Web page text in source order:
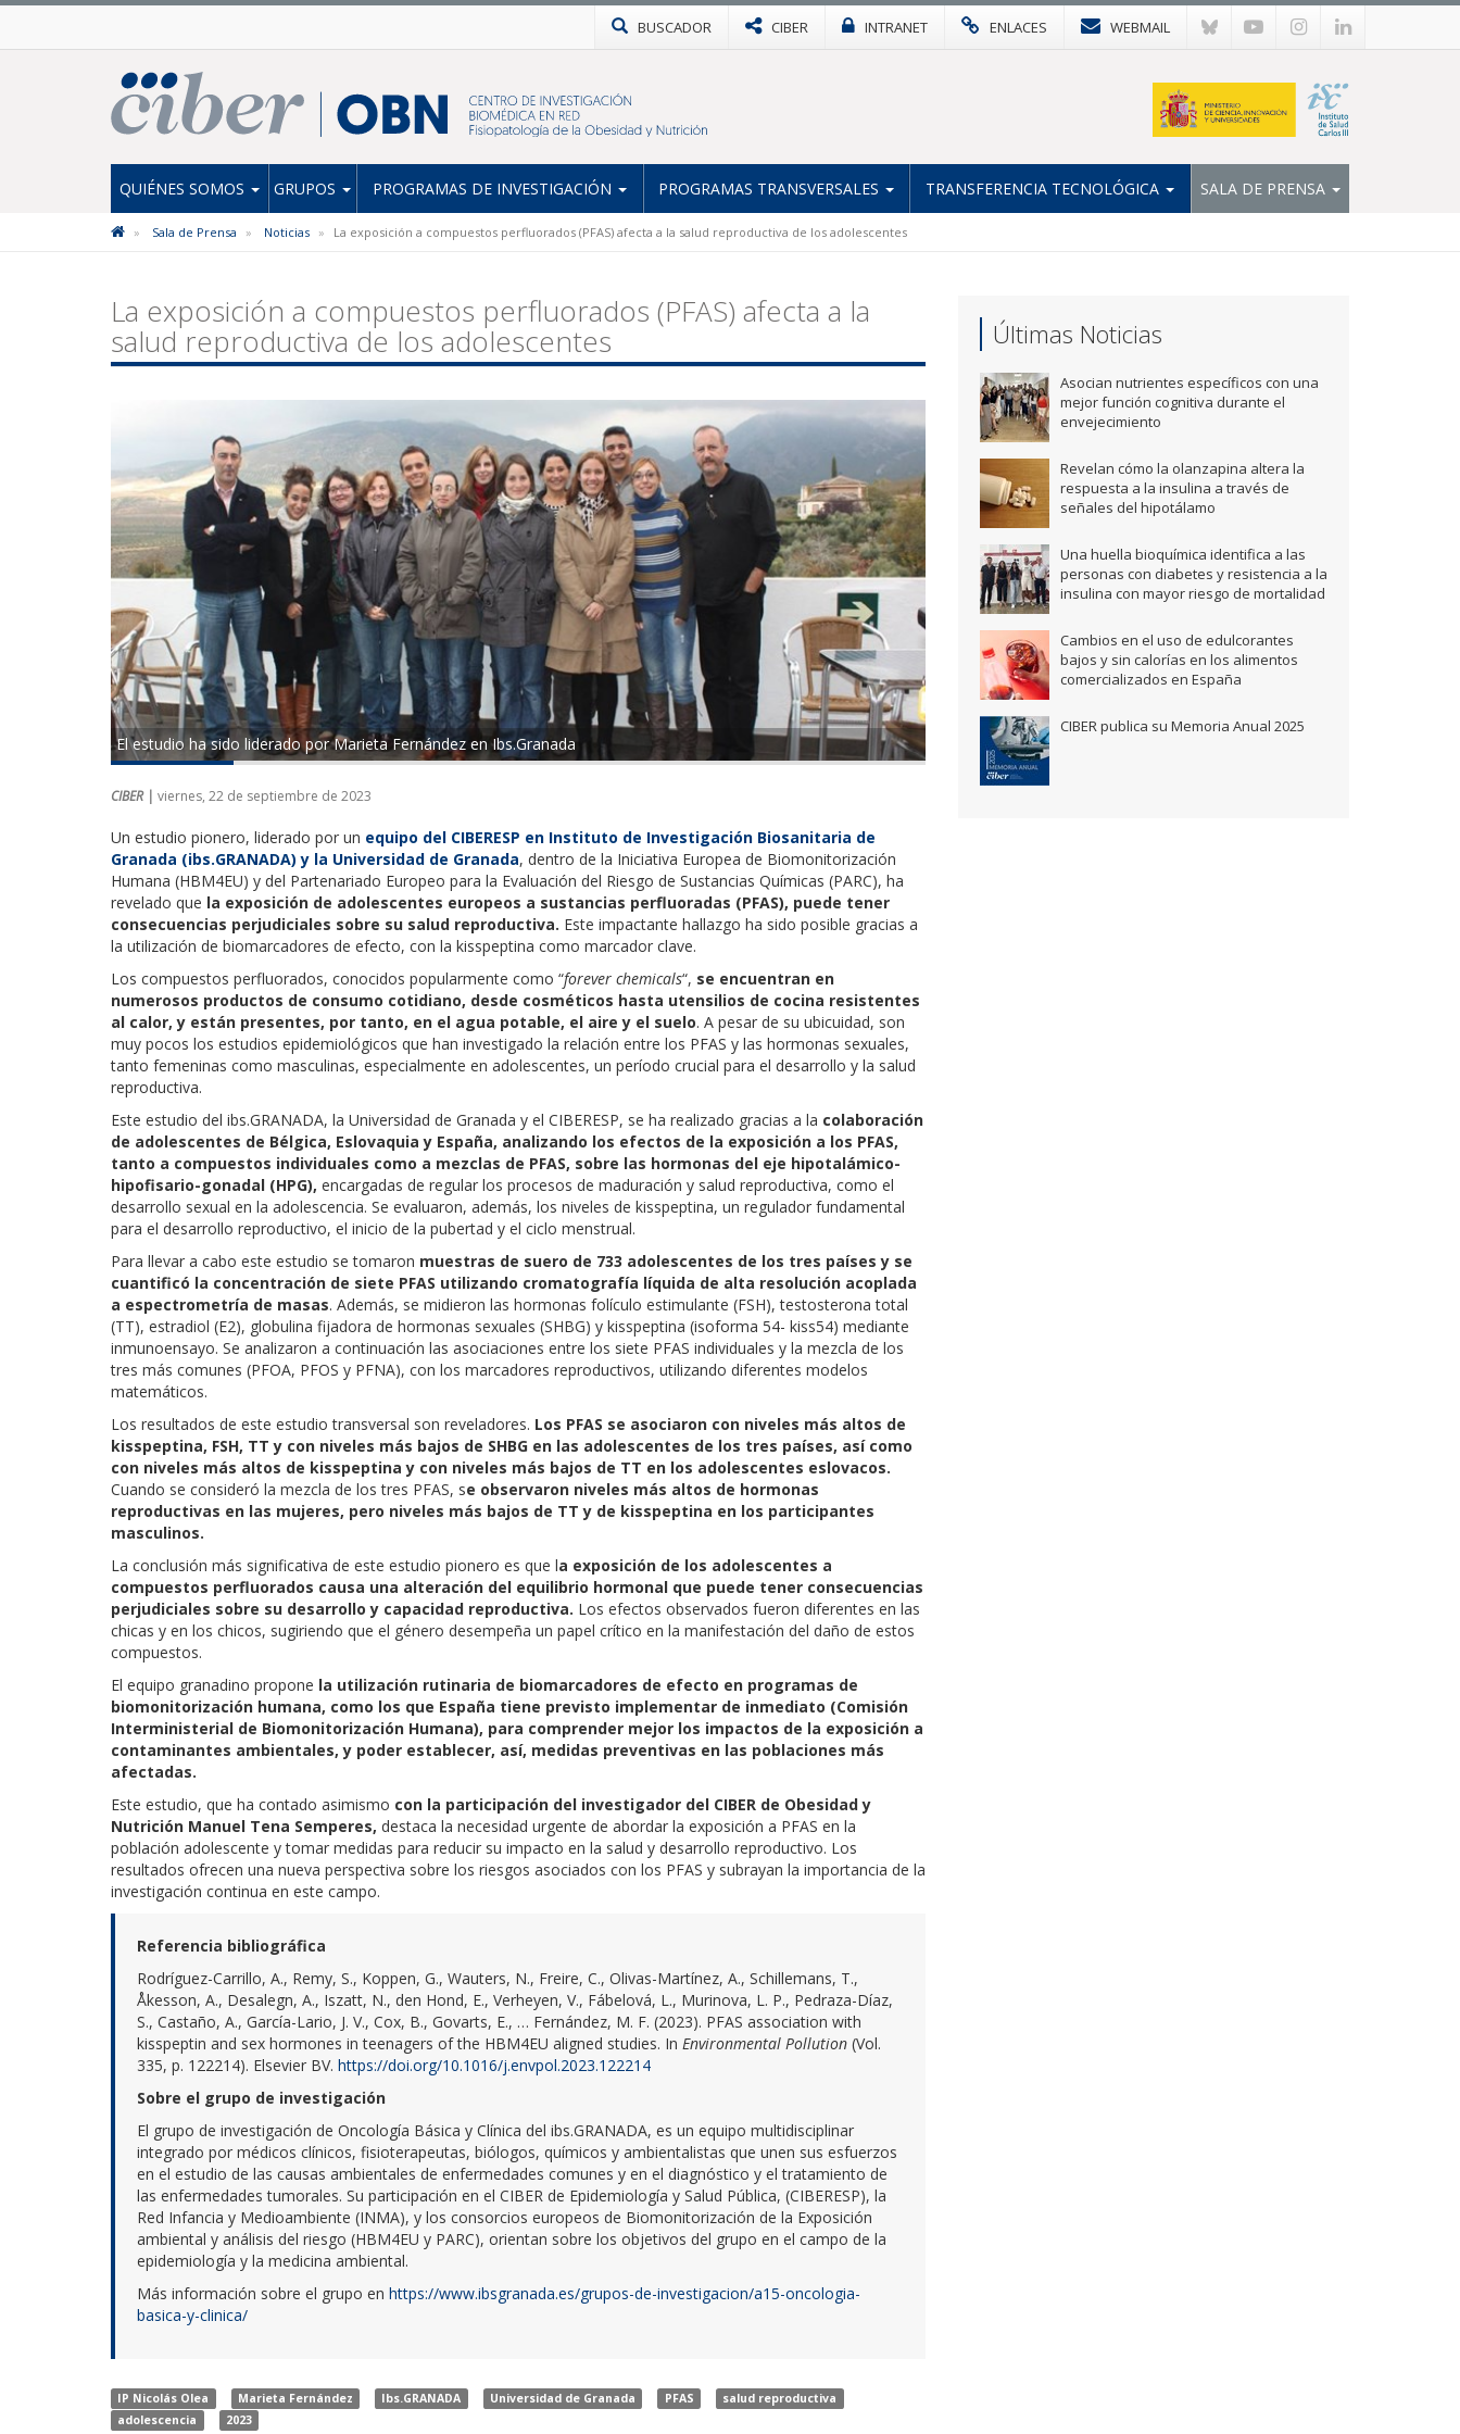
BUSCADOR CIBER INTRANET ENLACES WEBMAIL
QUIÉNES SOMOS GRUPOS PROGRAMAS DE INVESTIGACIÓN PROGRAMAS TRANSVERSALES TRANSFERENCIA TECNOLÓGICA SALA DE PRENSA
Sala de Prensa Noticias La exposición a compuestos perfluorados (PFAS) afecta a la salud reproductiva de los adolescentes
La exposición a compuestos perfluorados (PFAS) afecta a la
salud reproductiva de los adolescentes
El estudio ha sido liderado por Marieta Fernández en Ibs.Granada
CIBER | viernes, 22 de septiembre de 2023
Un estudio pionero, liderado por un equipo del CIBERESP en Instituto de Investigación Biosanitaria de
Granada (ibs.GRANADA) y la Universidad de Granada, dentro de la Iniciativa Europea de Biomonitorización
Humana (HBM4EU) y del Partenariado Europeo para la Evaluación del Riesgo de Sustancias Químicas (PARC), ha
revelado que la exposición de adolescentes europeos a sustancias perfluoradas (PFAS), puede tener
consecuencias perjudiciales sobre su salud reproductiva. Este impactante hallazgo ha sido posible gracias a
la utilización de biomarcadores de efecto, con la kisspeptina como marcador clave.
Los compuestos perfluorados, conocidos popularmente como “forever chemicals“, se encuentran en
numerosos productos de consumo cotidiano, desde cosméticos hasta utensilios de cocina resistentes
al calor, y están presentes, por tanto, en el agua potable, el aire y el suelo. A pesar de su ubicuidad, son
muy pocos los estudios epidemiológicos que han investigado la relación entre los PFAS y las hormonas sexuales,
tanto femeninas como masculinas, especialmente en adolescentes, un período crucial para el desarrollo y la salud
reproductiva.
Este estudio del ibs.GRANADA, la Universidad de Granada y el CIBERESP, se ha realizado gracias a la colaboración
de adolescentes de Bélgica, Eslovaquia y España, analizando los efectos de la exposición a los PFAS,
tanto a compuestos individuales como a mezclas de PFAS, sobre las hormonas del eje hipotalámico-
hipofisario-gonadal (HPG), encargadas de regular los procesos de maduración y salud reproductiva, como el
desarrollo sexual en la adolescencia. Se evaluaron, además, los niveles de kisspeptina, un regulador fundamental
para el desarrollo reproductivo, el inicio de la pubertad y el ciclo menstrual.
Para llevar a cabo este estudio se tomaron muestras de suero de 733 adolescentes de los tres países y se
cuantificó la concentración de siete PFAS utilizando cromatografía líquida de alta resolución acoplada
a espectrometría de masas. Además, se midieron las hormonas folículo estimulante (FSH), testosterona total
(TT), estradiol (E2), globulina fijadora de hormonas sexuales (SHBG) y kisspeptina (isoforma 54- kiss54) mediante
inmunoensayo. Se analizaron a continuación las asociaciones entre los siete PFAS individuales y la mezcla de los
tres más comunes (PFOA, PFOS y PFNA), con los marcadores reproductivos, utilizando diferentes modelos
matemáticos.
Los resultados de este estudio transversal son reveladores. Los PFAS se asociaron con niveles más altos de
kisspeptina, FSH, TT y con niveles más bajos de SHBG en las adolescentes de los tres países, así como
con niveles más altos de kisspeptina y con niveles más bajos de TT en los adolescentes eslovacos.
Cuando se consideró la mezcla de los tres PFAS, se observaron niveles más altos de hormonas
reproductivas en las mujeres, pero niveles más bajos de TT y de kisspeptina en los participantes
masculinos.
La conclusión más significativa de este estudio pionero es que la exposición de los adolescentes a
compuestos perfluorados causa una alteración del equilibrio hormonal que puede tener consecuencias
perjudiciales sobre su desarrollo y capacidad reproductiva. Los efectos observados fueron diferentes en las
chicas y en los chicos, sugiriendo que el género desempeña un papel crítico en la manifestación del daño de estos
compuestos.
El equipo granadino propone la utilización rutinaria de biomarcadores de efecto en programas de
biomonitorización humana, como los que España tiene previsto implementar de inmediato (Comisión
Interministerial de Biomonitorización Humana), para comprender mejor los impactos de la exposición a
contaminantes ambientales, y poder establecer, así, medidas preventivas en las poblaciones más
afectadas.
Este estudio, que ha contado asimismo con la participación del investigador del CIBER de Obesidad y
Nutrición Manuel Tena Semperes, destaca la necesidad urgente de abordar la exposición a PFAS en la
población adolescente y tomar medidas para reducir su impacto en la salud y desarrollo reproductivo. Los
resultados ofrecen una nueva perspectiva sobre los riesgos asociados con los PFAS y subrayan la importancia de la
investigación continua en este campo.
Referencia bibliográfica
Rodríguez-Carrillo, A., Remy, S., Koppen, G., Wauters, N., Freire, C., Olivas-Martínez, A., Schillemans, T.,
Åkesson, A., Desalegn, A., Iszatt, N., den Hond, E., Verheyen, V., Fábelová, L., Murinova, L. P., Pedraza-Díaz,
S., Castaño, A., García-Lario, J. V., Cox, B., Govarts, E., … Fernández, M. F. (2023). PFAS association with
kisspeptin and sex hormones in teenagers of the HBM4EU aligned studies. In Environmental Pollution (Vol.
335, p. 122214). Elsevier BV. https://doi.org/10.1016/j.envpol.2023.122214
Sobre el grupo de investigación
El grupo de investigación de Oncología Básica y Clínica del ibs.GRANADA, es un equipo multidisciplinar
integrado por médicos clínicos, fisioterapeutas, biólogos, químicos y ambientalistas que unen sus esfuerzos
en el estudio de las causas ambientales de enfermedades comunes y en el diagnóstico y el tratamiento de
las enfermedades tumorales. Su participación en el CIBER de Epidemiología y Salud Pública, (CIBERESP), la
Red Infancia y Medioambiente (INMA), y los consorcios europeos de Biomonitorización de la Exposición
ambiental y análisis del riesgo (HBM4EU y PARC), orientan sobre los objetivos del grupo en el campo de la
epidemiología y la medicina ambiental.
Más información sobre el grupo en https://www.ibsgranada.es/grupos-de-investigacion/a15-oncologia-
basica-y-clinica/
IP Nicolás Olea Marieta Fernández Ibs.GRANADA Universidad de Granada PFAS
salud reproductiva
adolescencia
2023
Últimas Noticias
Asocian nutrientes específicos con una
mejor función cognitiva durante el
envejecimiento
Revelan cómo la olanzapina altera la
respuesta a la insulina a través de
señales del hipotálamo
Una huella bioquímica identifica a las
personas con diabetes y resistencia a la
insulina con mayor riesgo de mortalidad
Cambios en el uso de edulcorantes
bajos y sin calorías en los alimentos
comercializados en España
CIBER publica su Memoria Anual 2025